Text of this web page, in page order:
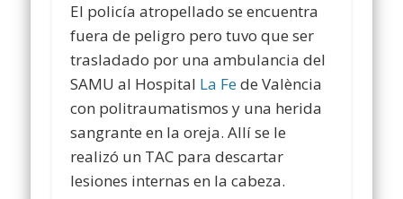
El policía atropellado se encuentra
fuera de peligro pero tuvo que ser
trasladado por una ambulancia del
SAMU al Hospital La Fede València
con politraumatismos y una herida
sangrante en la oreja. Allí se le
realizó un TAC para descartar
lesiones internas en la cabeza.